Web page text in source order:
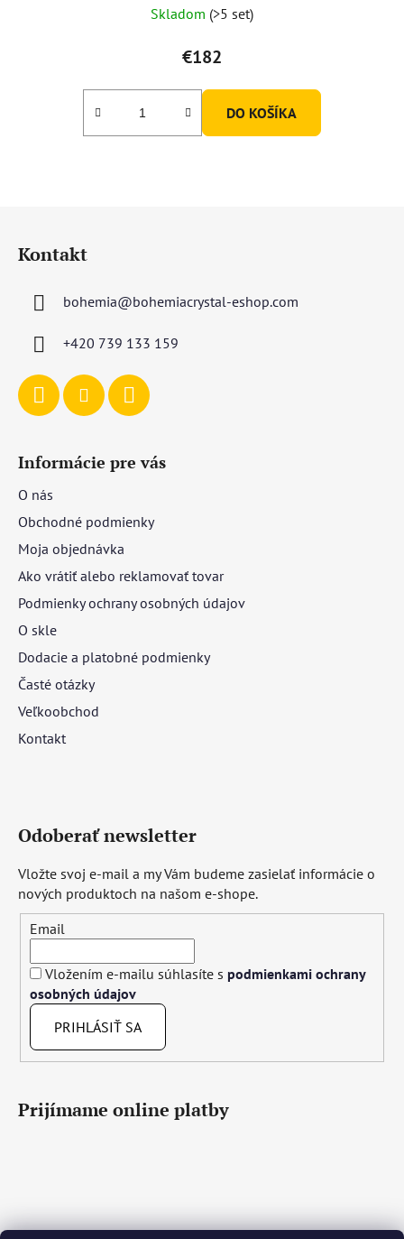
Skladom (>5 set)
€182
DO KOŠÍKA
Kontakt
bohemia@bohemiacrystal-eshop.com
+420 739 133 159
Informácie pre vás
O nás
Obchodné podmienky
Moja objednávka
Ako vrátiť alebo reklamovať tovar
Podmienky ochrany osobných údajov
O skle
Dodacie a platobné podmienky
Časté otázky
Veľkoobchod
Kontakt
Odoberať newsletter
Vložte svoj e-mail a my Vám budeme zasielať informácie o
nových produktoch na našom e-shope.
Email
Vložením e-mailu súhlasíte s podmienkami ochrany
osobných údajov
PRIHLÁSIŤ SA
Prijímame online platby